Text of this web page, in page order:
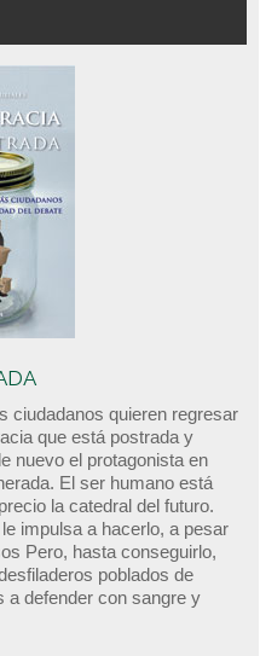
ciudadanos quieren regresar
que está postrada y
nuevo el protagonista en
El ser humano está
la catedral del futuro.
impulsa a hacerlo, a pesar
Pero, hasta conseguirlo,
poblados de
a defender con sangre y